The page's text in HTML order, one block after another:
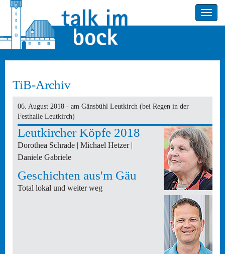
Toggle
TiB-Archiv
06. August 2018 - am Gänsbühl Leutkirch (bei Regen in der
Festhalle Leutkirch)
Leutkircher Köpfe 2018
Dorothea Schrade | Michael Hetzer |
Daniele Gabriele
Geschichten aus'm Gäu
Total lokal und weiter weg